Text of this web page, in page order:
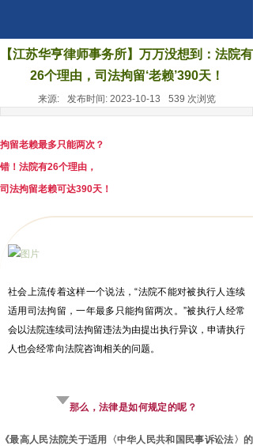
【江苏华亨律师事务所】万万没想到：法院有
26个理由，司法拘留‘老赖’390天！
来源: 发布时间: 2023-10-13 539 次浏览
拘留老赖最多只能两次？
错！法院有26个理由，
司法拘留老赖可达390天！
社会上流传着这样一个说法，“法院不能对被执行人连续
适用司法拘留，一年最多只能拘留两次。”被执行人经常
会以法院连续司法拘留违法为由提出执行异议，申请执行
人也会经常向法院咨询相关的问题。
那么，法律是如何规定的呢？
《最高人民法院关于适用〈中华人民共和国民事诉讼法〉的